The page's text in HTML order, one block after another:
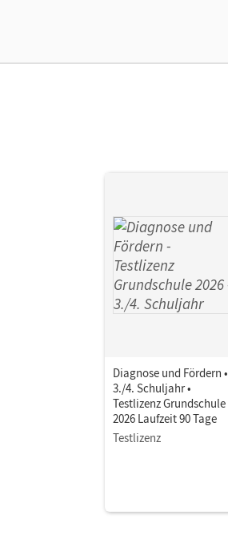
Diagnose und Fördern •
3./4. Schuljahr •
Testlizenz Grundschule
2026 Laufzeit 90 Tage
Testlizenz